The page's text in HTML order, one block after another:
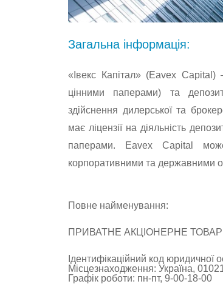
Загальна інформація:
«Івекс Капітал» (Eavex
цінними паперами) та
здійснення дилерської та
має ліцензії на діяльність
паперами. Eavex Capital
корпоративними та державними
Повне найменування:
ПРИВАТНЕ АКЦІОНЕРНЕ
Ідентифікаційний код юридичної
Місцезнаходження: Україна,
Графік роботи: пн-пт, 9-00-18-00